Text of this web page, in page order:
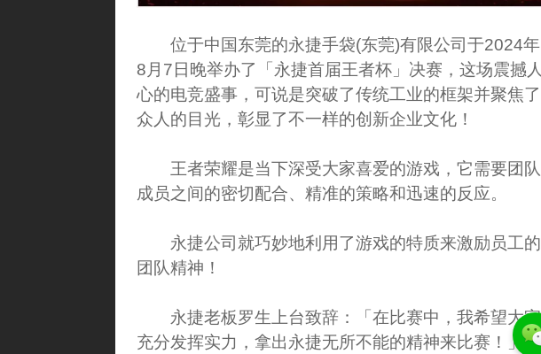
位于中国东莞的永捷手袋(东莞)有限公司于2024年
8月7日晚举办了「永捷首届王者杯」决赛，这场震撼
心的电竞盛事，可说是突破了传统工业的框架并聚焦了
众人的目光，彰显了不一样的创新企业文化！
王者荣耀是当下深受大家喜爱的游戏，它需要团队
成员之间的密切配合、精准的策略和迅速的反应。
永捷公司就巧妙地利用了游戏的特质来激励员工的
团队精神！
永捷老板罗生上台致辞：「在比赛中，我希望大家
充分发挥实力，拿出永捷无所不能的精神来比赛！」决